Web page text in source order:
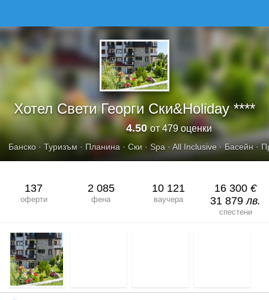
Хотел Свети Георги Ски&Holiday ****
4.50от 479 оценки
Банско · Туризъм · Планина · Ски · Spa · All Inclusive ·Басейн·
137
оферти
2 085
фена
10 121
ваучера
16 300 €
31 879лв.
спестени